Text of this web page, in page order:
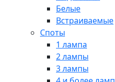
Белые
Встраиваемые
Споты
1 лампа
2 лампы
3 лампы